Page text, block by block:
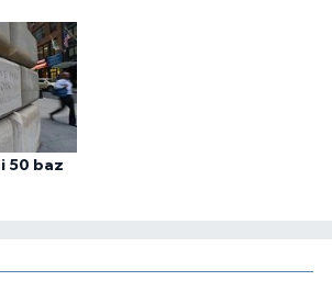
50 baz